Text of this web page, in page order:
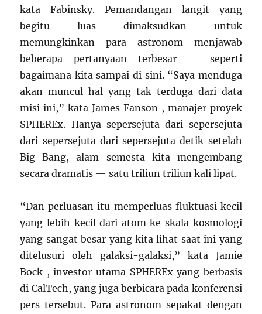
kata Fabinsky. Pemandangan langit yang
begitu luas dimaksudkan untuk
memungkinkan para astronom menjawab
beberapa pertanyaan terbesar — ​​seperti
bagaimana kita sampai di sini. “Saya menduga
akan muncul hal yang tak terduga dari data
misi ini,” kata James Fanson , manajer proyek
SPHEREx. Hanya sepersejuta dari sepersejuta
dari sepersejuta dari sepersejuta detik setelah
Big Bang, alam semesta kita mengembang
secara dramatis — satu triliun triliun kali lipat.
“Dan perluasan itu memperluas fluktuasi kecil
yang lebih kecil dari atom ke skala kosmologi
yang sangat besar yang kita lihat saat ini yang
ditelusuri oleh galaksi-galaksi,” kata Jamie
Bock , investor utama SPHEREx yang berbasis
di CalTech, yang juga berbicara pada konferensi
pers tersebut. Para astronom sepakat dengan